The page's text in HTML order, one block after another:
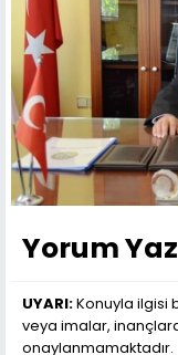
Yorum Yaz
UYARI:Konuyla ilgisi
veya imalar,
onaylanmamaktadır.